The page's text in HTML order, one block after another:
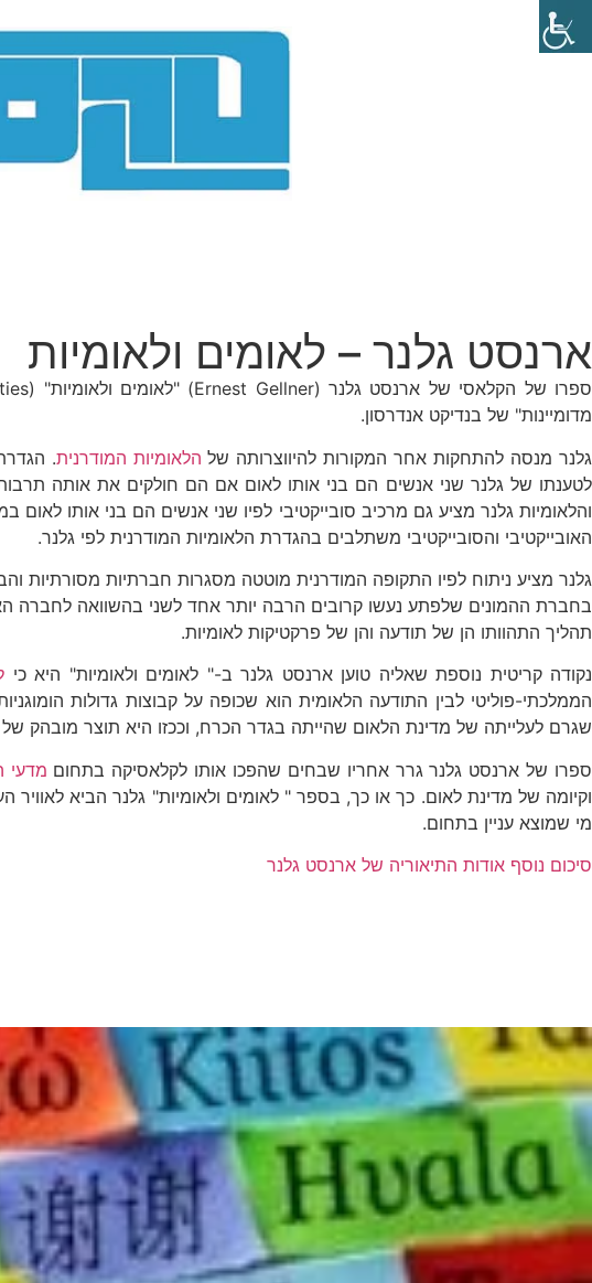
ארנסט גלנר – לאומים ולאומיות
מדומיינות" של בנדיקט אנדרסון.
גלנר מנסה להתחקות אחר המקורות להיווצרותה של הלאומיות המודרנית.
לטענתו של גלנר שני אנשים הם בני אותו לאום אם הם חולקים את אותה
והלאומיות גלנר מציע גם מרכיב סובייקטיבי לפיו שני אנשים הם בני אותו
האובייקטיבי והסובייקטיבי משתלבים בהגדרת הלאומיות המודרנית לפי גלנר.
גלנר מציע ניתוח לפיו התקופה המודרנית מוטטה מסגרות חברתיות מסורתיות
בחברת ההמונים שלפתע נעשו קרובים הרבה יותר אחד לשני בהשוואה לחברה
תהליך התהוותו הן של תודעה והן של פרקטיקות לאומיות.
נקודה קריטית נוספת שאליה טוען ארנסט גלנר ב-" לאומים ולאומיות" היא כי
הממלכתי-פוליטי לבין התודעה הלאומית הוא שכופה על קבוצות גדולות
שגרם לעלייתה של מדינת הלאום שהייתה בגדר הכרח, וככזו היא תוצר מובהק
ספרו של ארנסט גלנר גרר אחריו שבחים שהפכו אותו לקלאסיקה בתחום מדעי
וקיומה של מדינת לאום. כך או כך, בספר " לאומים ולאומיות" גלנר הביא
מי שמוצא עניין בתחום.
סיכום נוסף אודות התיאוריה של ארנסט גלנר